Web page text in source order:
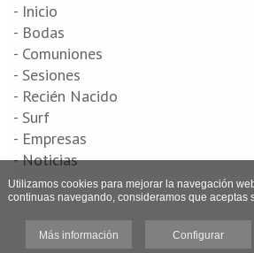
- Inicio
- Bodas
- Comuniones
- Sesiones
- Recién Nacido
- Surf
- Empresas
- Noticias
Utilizamos cookies para mejorar la navegación
continuas navegando, consideramos que aceptas
Más información Configurar